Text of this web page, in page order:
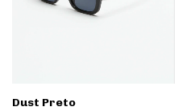
Dust Preto